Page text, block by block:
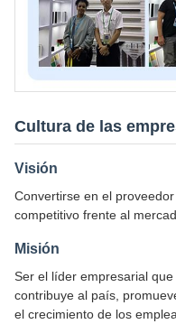
Cultura de las
Visión
Convertirse en el
competitivo frente al
Misión
Ser el líder empresarial
contribuye al país,
el crecimiento de los